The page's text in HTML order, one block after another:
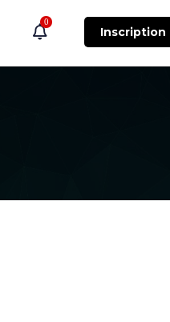
0
Inscription